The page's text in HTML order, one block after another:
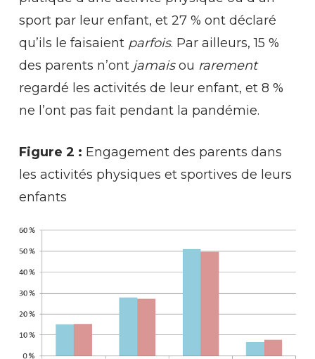
sport par leur enfant, et 27 % ont déclaré
qu’ils le faisaient parfois. Par ailleurs, 15 %
des parents n’ont jamaisou rarement
regardé les activités de leur enfant, et 8 %
ne l’ont pas fait pendant la pandémie.
Figure 2 : Engagement des parents dans
les activités physiques et sportives de leurs
enfants